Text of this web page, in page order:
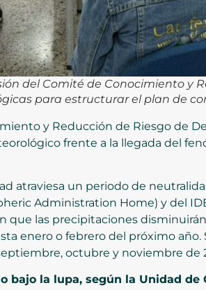
del Comité de Conocimiento y
para estructurar el plan de
y Reducción de Riesgo de
frente a la llegada del
atraviesa un periodo de
Administration Home) y del
que las precipitaciones
enero o febrero del próximo
octubre y noviembre de
bajo la lupa, según la Unidad de